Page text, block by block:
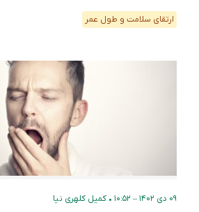
ارتقای سلامت و طول عمر
۰۹ دی ۱۴۰۲ – ۱۰:۵۲ • کمیل کلهری نیا